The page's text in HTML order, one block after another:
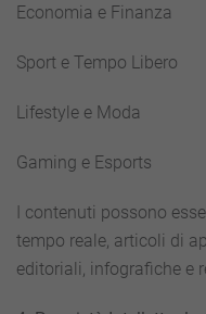
Economia e Finanza
Sport e Tempo Libero
Lifestyle e Moda
Gaming e Esports
I contenuti possono
tempo reale, articoli di
editoriali, infografiche e